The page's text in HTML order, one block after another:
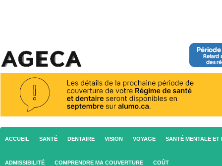
ACCUEIL SANTÉ DENTAIRE VISION VOYAGE SANTÉ MENTALE ET
ADMISSIBILITÉ COMPRENDRE MA COUVERTURE COÛT